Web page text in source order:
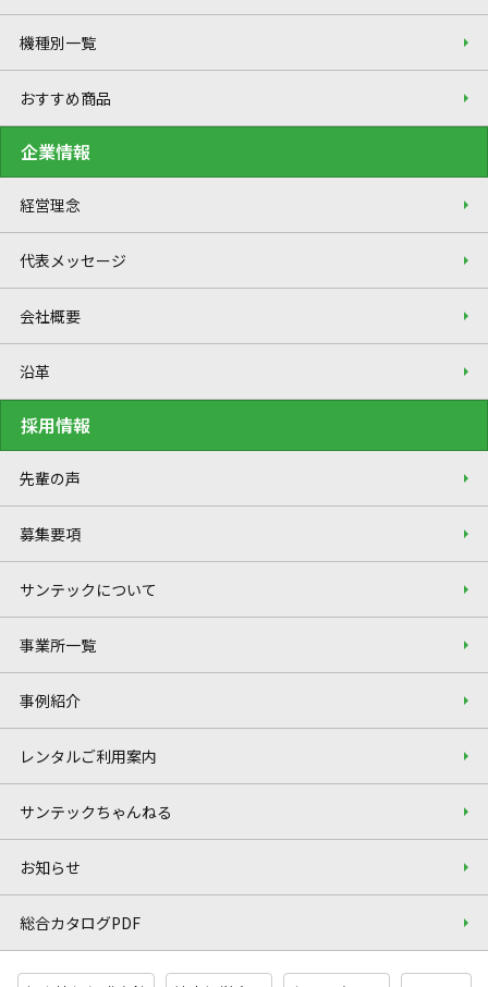
機種別一覧
おすすめ商品
企業情報
経営理念
代表メッセージ
会社概要
沿革
採用情報
先輩の声
募集要項
サンテックについて
事業所一覧
事例紹介
レンタルご利用案内
サンテックちゃんねる
お知らせ
総合カタログPDF